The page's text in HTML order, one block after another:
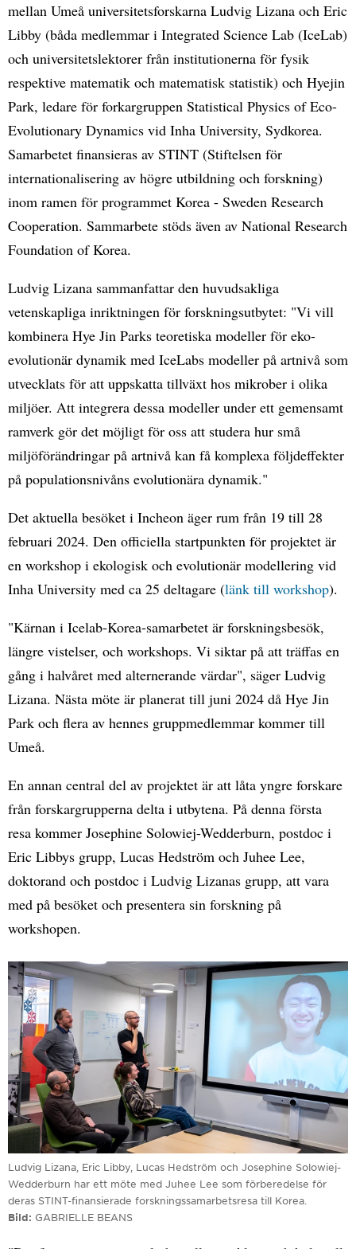
mellan Umeå universitetsforskarna Ludvig Lizana och Eric
Libby (båda medlemmar i Integrated Science Lab (IceLab)
och universitetslektorer från institutionerna för fysik
respektive matematik och matematisk statistik) och Hyejin
Park, ledare för forkargruppen Statistical Physics of Eco-
Evolutionary Dynamics vid Inha University, Sydkorea.
Samarbetet finansieras av STINT (Stiftelsen för
internationalisering av högre utbildning och forskning)
inom ramen för programmet Korea - Sweden Research
Cooperation. Sammarbete stöds även av National Research
Foundation of Korea.
Ludvig Lizana sammanfattar den huvudsakliga
vetenskapliga inriktningen för forskningsutbytet: "Vi vill
kombinera Hye Jin Parks teoretiska modeller för eko-
evolutionär dynamik med IceLabs modeller på artnivå som
utvecklats för att uppskatta tillväxt hos mikrober i olika
miljöer. Att integrera dessa modeller under ett gemensamt
ramverk gör det möjligt för oss att studera hur små
miljöförändringar på artnivå kan få komplexa följdeffekter
på populationsnivåns evolutionära dynamik."
Det aktuella besöket i Incheon äger rum från 19 till 28
februari 2024. Den officiella startpunkten för projektet är
en workshop i ekologisk och evolutionär modellering vid
Inha University med ca 25 deltagare (länk till workshop).
"Kärnan i Icelab-Korea-samarbetet är forskningsbesök,
längre vistelser, och workshops. Vi siktar på att träffas en
gång i halvåret med alternerande värdar", säger Ludvig
Lizana. Nästa möte är planerat till juni 2024 då Hye Jin
Park och flera av hennes gruppmedlemmar kommer till
Umeå.
En annan central del av projektet är att låta yngre forskare
från forskargrupperna delta i utbytena. På denna första
resa kommer Josephine Solowiej-Wedderburn, postdoc i
Eric Libbys grupp, Lucas Hedström och Juhee Lee,
doktorand och postdoc i Ludvig Lizanas grupp, att vara
med på besöket och presentera sin forskning på
workshopen.
Ludvig Lizana, Eric Libby, Lucas Hedström och Josephine Solowiej-
Wedderburn har ett möte med Juhee Lee som förberedelse för
deras STINT-finansierade forskningssamarbetsresa till Korea.
Bild
GABRIELLE BEANS